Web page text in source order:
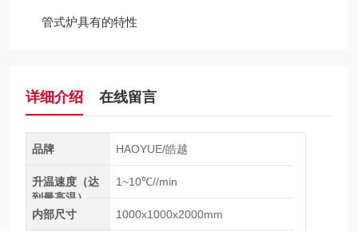
管式炉具有的特性
详细介绍 在线留言
品牌 HAOYUE/皓越
升温速度（达
到最高温）
1~10℃//min
内部尺寸 1000x1000x2000mm